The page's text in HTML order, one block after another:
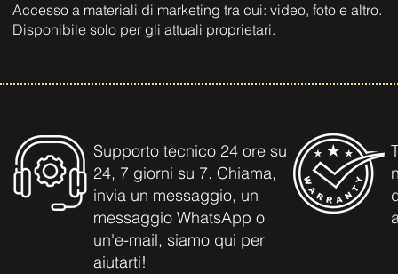
Accesso a materiali di marketing tra cui: video, foto e altro.
Disponibile solo per gli attuali proprietari.
Supporto tecnico 24 ore su
24, 7 giorni su 7. Chiama,
invia un messaggio, un
messaggio WhatsApp o
un'e-mail, siamo qui per
aiutarti!